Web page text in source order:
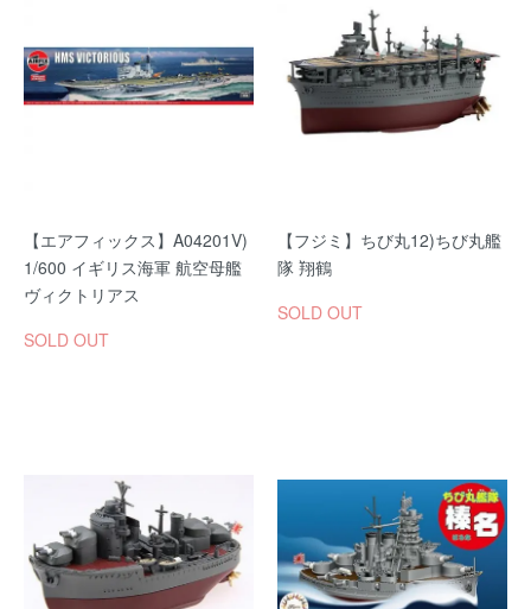
【エアフィックス】A04201V)
1/600 イギリス海軍 航空母艦
ヴィクトリアス
SOLD OUT
【フジミ】ちび丸12)ちび丸艦
隊 翔鶴
SOLD OUT